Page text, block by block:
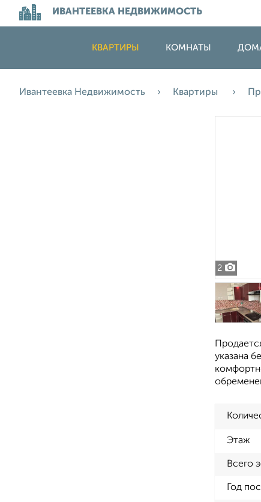
ИВАНТЕЕВКА НЕДВИЖИМОСТЬ
КВАРТИРЫ КОМНАТЫ
Ивантеевка Недвижимость Квартиры
2
указана
Этаж
Всего
Год